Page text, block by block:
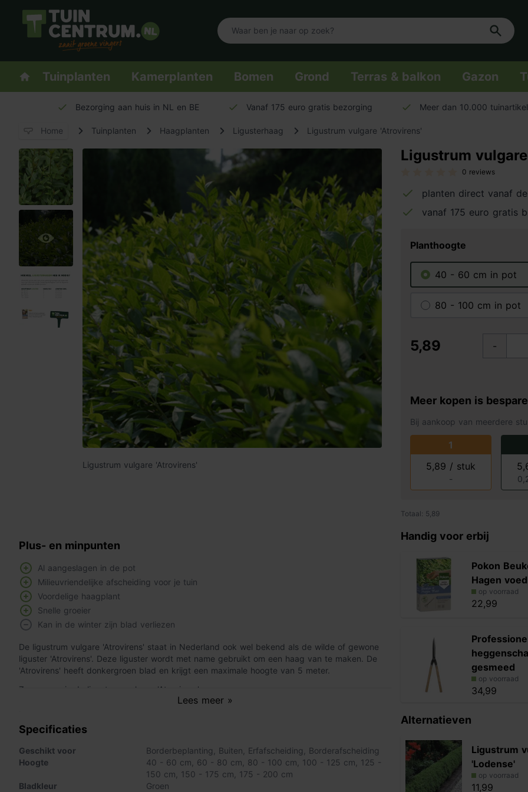
Logo Tuincentrum.nl
Homepage
Tuinplanten Kamerplanten Bomen Grond Terras & balkon Gazon
Bezorging aan huis in NL en BE Vanaf 175 euro gratis bezorging Meer dan 10.000
Home Tuinplanten Haagplanten Ligusterhaag Ligustrum vulgare 'Atrovirens'
Ligustrum vulgare 'Atrovirens'
Ligustrum
0 reviews
planten direct vanaf
vanaf 175 euro gratis
Planthoogte
40 - 60 cm in pot
80 - 100 cm in pot
5,89 -
Meer kopen is
Bij aankoop van meerdere
1
5,89 / stuk
-
Totaal: 5,89
Plus- en minpunten
Al aangeslagen in de pot
Milieuvriendelijke afscheiding voor je tuin
Voordelige haagplant
Snelle groeier
Kan in de winter zijn blad verliezen
De ligustrum vulgare 'Atrovirens' staat in Nederland ook wel bekend als de wilde of gewone
liguster 'Atrovirens'. Deze liguster wordt met name gebruikt om een haag van te maken. De
'Atrovirens' heeft donkergroen blad en krijgt een maximale hoogte van 5 meter.
Lees meer »
Zo verzorg je de ligustrum vulgare 'Atrovirens'
Wij adviseren de haag minimaal drie keer per jaar tot de gewenste hoogte te snoeien. Dit kun
dichte haag. De ligusterhaag verbruikt door het snoeien minder water, waardoor de rest van
de haag meer energie heeft om door te groeien.
Het is raadzaam elke vier maanden de ligusterhaag te bemesten met Pokon beuken en hagen
voeding. Het bemesten vult alle tekorten in de bodem op en zorgt voor een goed
wortelgestel.
Specificaties
Geschikt voor Borderbeplanting Buiten Erfafscheiding
Borderafscheiding
Hoogte
40 - 60 cm 60 - 80 cm 80 - 100 cm 100 - 125 cm
125 -
150 cm
150 - 175 cm
175 - 200 cm
Bladkleur
Groen
Handig voor erbij
Pokon
Hagen
op voorraad
22,99
gesmeed
op voorraad
34,99
Alternatieven
Ligustrum
'Lodense'
op voorraad
11,99